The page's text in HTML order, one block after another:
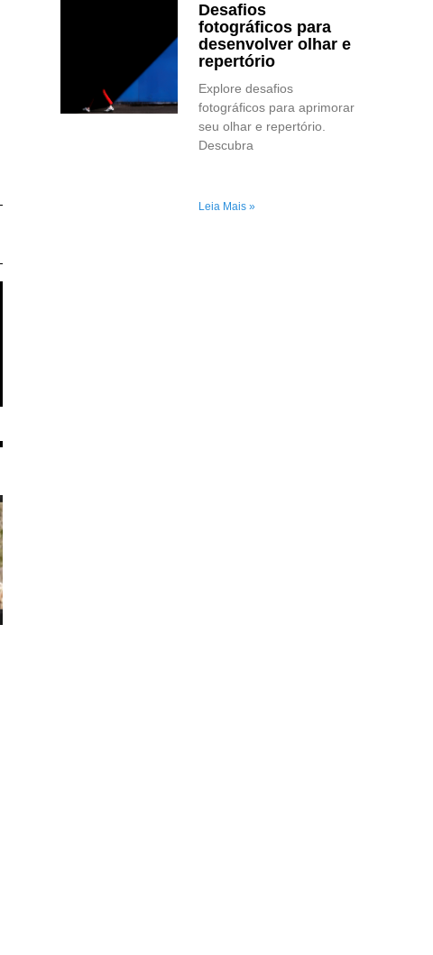
Desafios
fotográficos para
desenvolver olhar e
repertório
Explore desafios
fotográficos para aprimorar
seu olhar e repertório.
Descubra
Leia Mais »